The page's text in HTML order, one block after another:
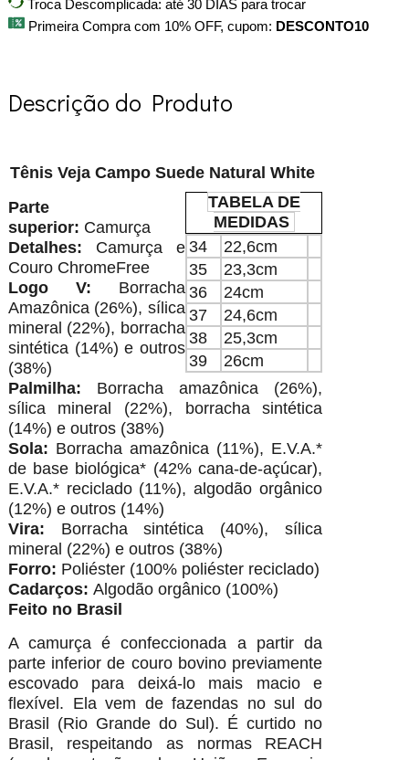
Troca Descomplicada: até 30 DIAS para trocar
Primeira Compra com 10% OFF, cupom: DESCONTO10
Descrição do Produto
Tênis Veja Campo Suede Natural White
TABELA DE
MEDIDAS
34
22,6cm
35
23,3cm
36
24cm
37
24,6cm
38
25,3cm
39
26cm
Parte
superior: Camurça
Detalhes: Camurça e
Couro ChromeFree
Logo V: Borracha
Amazônica (26%), sílica
mineral (22%), borracha
sintética (14%) e outros
(38%)
Palmilha: Borracha amazônica (26%),
sílica mineral (22%), borracha sintética
(14%) e outros (38%)
Sola: Borracha amazônica (11%), E.V.A.*
de base biológica* (42% cana-de-açúcar),
E.V.A.* reciclado (11%), algodão orgânico
(12%) e outros (14%)
Vira: Borracha sintética (40%), sílica
mineral (22%) e outros (38%)
Forro: Poliéster (100% poliéster reciclado)
Cadarços: Algodão orgânico (100%)
Feito no Brasil
A camurça é confeccionada a partir da
parte inferior de couro bovino previamente
escovado para deixá-lo mais macio e
flexível. Ela vem de fazendas no sul do
Brasil (Rio Grande do Sul). É curtido no
Brasil, respeitando as normas REACH